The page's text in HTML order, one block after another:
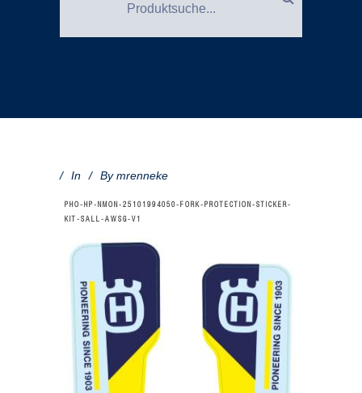
In By mrenneke
PHO-HP-NMON-25101994050-FORK-PROTECTION-STICKER-
KIT-SALL-AWSG-V1